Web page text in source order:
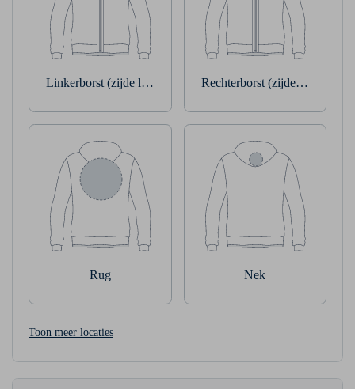
Linkerborst (zijde linkerarm) Rechterborst (zijde
Rug Nek
Toon meer locaties